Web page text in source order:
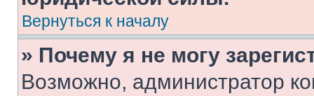
Вернуться к началу
» Почему я не могу
Возможно, администратор